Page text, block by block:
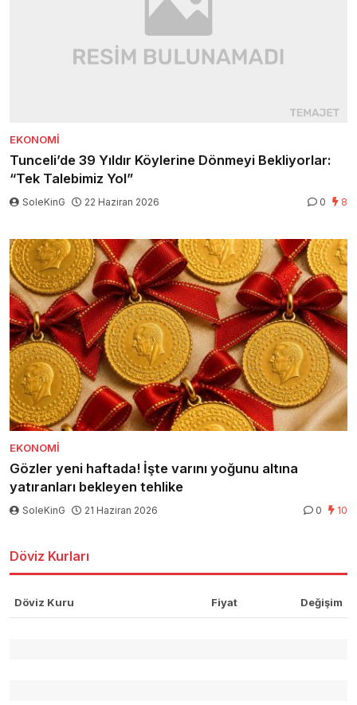
EKONOMI
Tunceli’de 39 Yıldır Köylerine Dönmeyi Bekliyorlar:
“Tek Talebimiz Yol”
SoleKinG 22 Haziran 2026 0 8
EKONOMI
Gözler yeni haftada! İşte varını yoğunu altına
yatıranları bekleyen tehlike
SoleKinG 21 Haziran 2026 0 10
Döviz Kurları
Döviz Kuru Fiyat Değişim